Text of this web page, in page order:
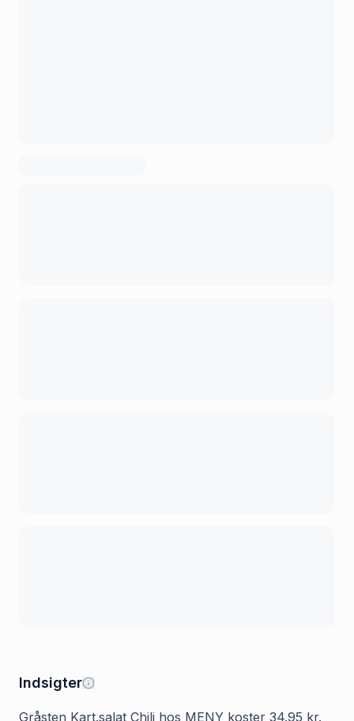
Indsigter
Gråsten Kart.salat Chili hos MENY koster 34.95 kr.